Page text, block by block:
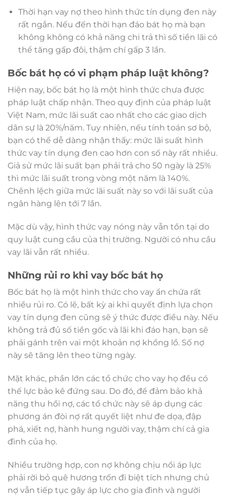
Thời hạn vay nợ theo hình thức tín dụng đen này
rất ngắn. Nếu đến thời hạn đáo bát họ mà bạn
không không có khả năng chi trả thì số tiền lãi có
thể tăng gấp đôi, thậm chí gấp 3 lần.
Bốc bát họ có vi phạm pháp luật không?
Hiện nay, bốc bát họ là một hình thức chưa được
pháp luật chấp nhận. Theo quy định của pháp luật
Việt Nam, mức lãi suất cao nhất cho các giao dịch
dân sự là 20%/năm. Tuy nhiên, nếu tính toán sơ bộ,
bạn có thể dễ dàng nhận thấy: mức lãi suất hình
thức vay tín dụng đen cao hơn con số này rất nhiều.
Giả sử mức lãi suất bạn phải trả cho 50 ngày là 25%
thì mức lãi suất trong vòng một năm là 140%.
Chênh lệch giữa mức lãi suất này so với lãi suất của
ngân hàng lên tới 7 lần.
Mặc dù vậy, hình thức vay nóng này vẫn tồn tại do
quy luật cung cầu của thị trường. Người có nhu cầu
vay lãi vẫn rất nhiều.
Những rủi ro khi vay bốc bát họ
Bốc bát họ là một hình thức cho vay ẩn chứa rất
nhiều rủi ro. Có lẽ, bất kỳ ai khi quyết định lựa chọn
vay tín dụng đen cũng sẽ ý thức được điều này. Nếu
không trả đủ số tiền gốc và lãi khi đáo hạn, bạn sẽ
phải gánh trên vai một khoản nợ khổng lồ. Số nợ
này sẽ tăng lên theo từng ngày.
Mặt khác, phần lớn các tổ chức cho vay họ đều có
thế lực bảo kê đứng sau. Do đó, để đảm bảo khả
năng thu hồi nợ, các tổ chức này sẽ áp dụng các
phương án đòi nợ rất quyết liệt như đe dọa, đập
phá, xiết nợ, hành hung người vay, thậm chí cả gia
đình của họ.
Nhiều trường hợp, con nợ không chịu nổi áp lực
phải rời bỏ quê hương trốn đi biệt tích nhưng chủ
nợ vẫn tiếp tục gây áp lực cho gia đình và người